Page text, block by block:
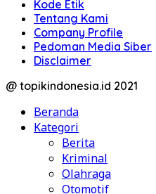
Kode Etik
Tentang Kami
Company Profile
Pedoman Media Siber
Disclaimer
@ topikindonesia.id 2021
Beranda
Kategori
Berita
Kriminal
Olahraga
Otomotif